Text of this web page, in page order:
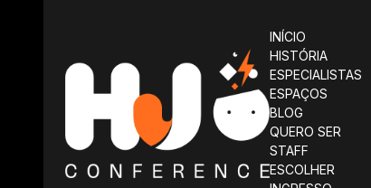
INÍCIO
HISTÓRIA
ESPECIALISTAS
ESPAÇOS
BLOG
QUERO SER
STAFF
ESCOLHER